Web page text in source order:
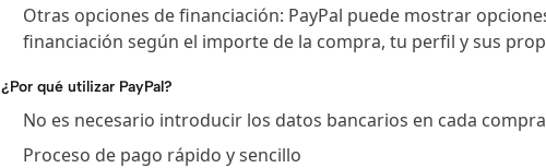
Otras opciones de financiación: PayPal puede mostrar
financiación según el importe de la compra, tu perfil y sus
¿Por qué utilizar PayPal?
No es necesario introducir los datos bancarios en cada compra
Proceso de pago rápido y sencillo